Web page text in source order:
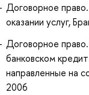
Договорное
оказании услуг,
Договорное
банковском
направленные на
2006